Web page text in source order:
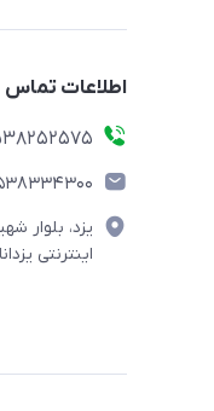
اطلاعات تماس
یزد، بلوار
اینترنتی یزدانا